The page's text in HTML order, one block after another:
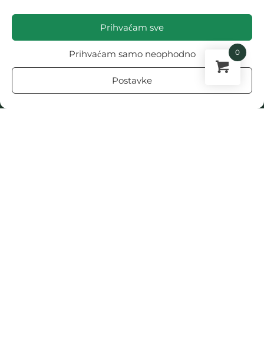
Prihvaćam sve
Prihvaćam samo neophodno
Postavke
VOĆARSTVO
ZONE U BAŠTI
0